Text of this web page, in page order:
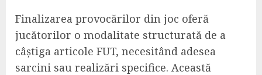
Finalizarea provocărilor din joc oferă
jucătorilor o modalitate structurată de a
câștiga articole FUT, necesitând adesea
sarcini sau realizări specifice. Această